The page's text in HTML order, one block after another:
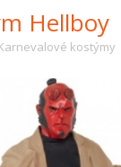
Hellboy
kostýmy